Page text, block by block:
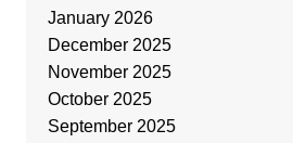
January 2026
December 2025
November 2025
October 2025
September 2025